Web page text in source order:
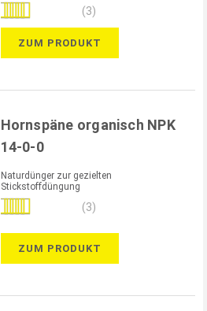
Bewertung:
100%
(3)
ZUM PRODUKT
Hornspäne organisch NPK
14-0-0
Naturdünger zur gezielten
Stickstoffdüngung
Bewertung:
(3)
ZUM PRODUKT